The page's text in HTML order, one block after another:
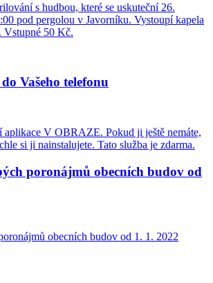
s hudbou, které se uskuteční 26.
pod pergolou v Javorníku. Vystoupí kapela
50 Kč.
Vašeho telefonu
aplikace V OBRAZE. Pokud ji ještě nemáte,
si ji nainstalujete. Tato služba je zdarma.
poronájmů obecních budov od
obecních budov od 1. 1. 2022